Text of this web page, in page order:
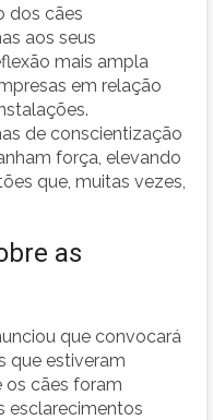
dos cães
aos seus
mais ampla
em relação
de conscientização
força, elevando
que, muitas vezes,
as
que convocará
que estiveram
cães foram
esclarecimentos